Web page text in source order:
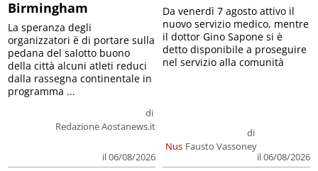
Birmingham
di
Redazione Aostanews.it
il 06/08/2026
La speranza degli
organizzatori è di portare sulla
pedana del salotto buono
della città alcuni atleti reduci
dalla rassegna continentale in
programma ...
Nus
di
Fausto Vassoney
il 06/08/2026
Da venerdì 7 agosto attivo il
nuovo servizio medico, mentre
il dottor Gino Sapone si è
detto disponibile a proseguire
nel servizio alla comunità